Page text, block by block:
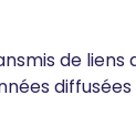
de liens
diffusées